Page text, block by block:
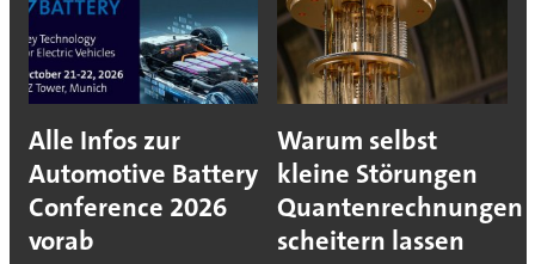
Alle Infos zur
Automotive Battery
Conference 2026
vorab
Warum selbst
kleine Störungen
Quantenrechnungen
scheitern lassen